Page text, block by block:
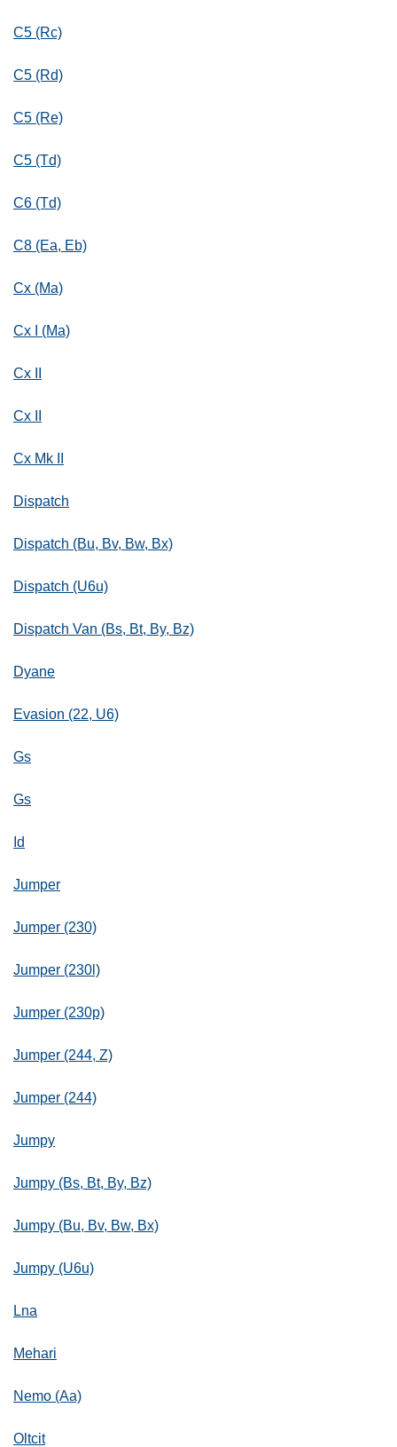
C5 (Rc)
C5 (Rd)
C5 (Re)
C5 (Td)
C6 (Td)
C8 (Ea, Eb)
Cx (Ma)
Cx I (Ma)
Cx II
Cx II
Cx Mk II
Dispatch
Dispatch (Bu, Bv, Bw, Bx)
Dispatch (U6u)
Dispatch Van (Bs, Bt, By, Bz)
Dyane
Evasion (22, U6)
Gs
Gs
Id
Jumper
Jumper (230)
Jumper (230l)
Jumper (230p)
Jumper (244, Z)
Jumper (244)
Jumpy
Jumpy (Bs, Bt, By, Bz)
Jumpy (Bu, Bv, Bw, Bx)
Jumpy (U6u)
Lna
Mehari
Nemo (Aa)
Oltcit